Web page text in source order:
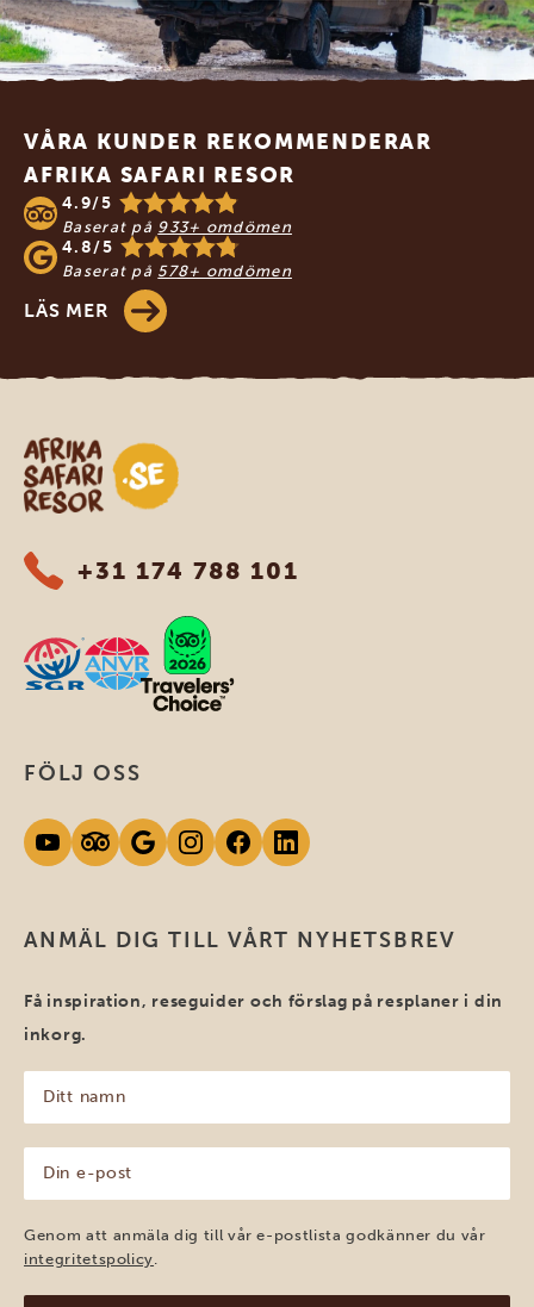
Footer
VÅRA KUNDER REKOMMENDERAR
AFRIKA SAFARI RESOR
4.9/5
Baserat på 933+ omdömen
4.8/5
Baserat på 578+ omdömen
LÄS MER
Safari-resor i Afrika
+31 174 788 101
ANMÄL DIG TILL VÅRT NYHETSBREV
Få inspiration, reseguider och förslag på resplaner i din
inkorg.
namn
(Obligatoriskt)
post
(Obligatoriskt)
Genom att anmäla dig till vår e-postlista godkänner du vår
integritetspolicy
FÖLJ OSS